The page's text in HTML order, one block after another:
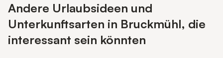
Andere Urlaubsideen und
Unterkunftsarten in Bruckmühl, die
interessant sein könnten